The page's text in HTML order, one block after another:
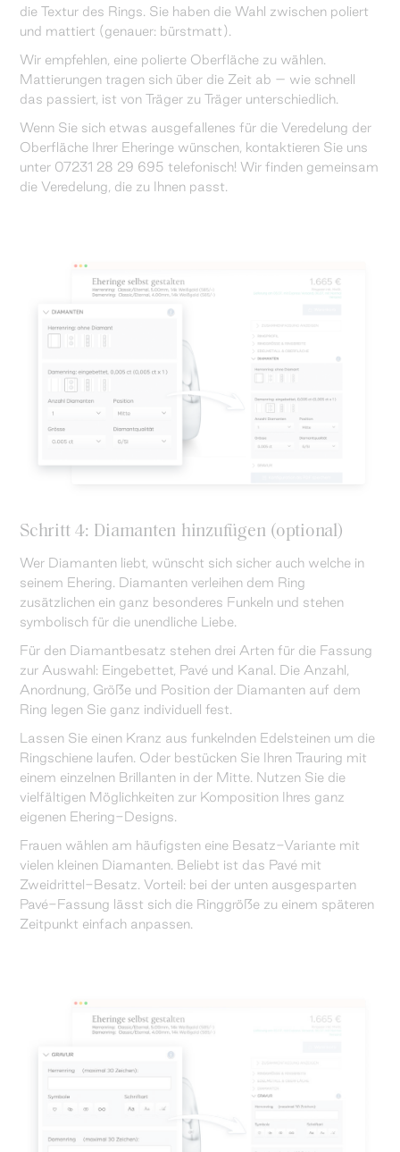
die Textur des Rings. Sie haben die Wahl zwischen poliert
und mattiert (genauer: bürstmatt).
Wir empfehlen, eine polierte Oberfläche zu wählen.
Mattierungen tragen sich über die Zeit ab – wie schnell
das passiert, ist von Träger zu Träger unterschiedlich.
Wenn Sie sich etwas ausgefallenes für die Veredelung der
Oberfläche Ihrer Eheringe wünschen, kontaktieren Sie uns
unter 07231 28 29 695 telefonisch! Wir finden gemeinsam
die Veredelung, die zu Ihnen passt.
Schritt 4: Diamanten hinzufügen (optional)
Wer Diamanten liebt, wünscht sich sicher auch welche in
seinem Ehering. Diamanten verleihen dem Ring
zusätzlichen ein ganz besonderes Funkeln und stehen
symbolisch für die unendliche Liebe.
Für den Diamantbesatz stehen drei Arten für die Fassung
zur Auswahl: Eingebettet, Pavé und Kanal. Die Anzahl,
Anordnung, Größe und Position der Diamanten auf dem
Ring legen Sie ganz individuell fest.
Lassen Sie einen Kranz aus funkelnden Edelsteinen um die
Ringschiene laufen. Oder bestücken Sie Ihren Trauring mit
einem einzelnen Brillanten in der Mitte. Nutzen Sie die
vielfältigen Möglichkeiten zur Komposition Ihres ganz
eigenen Ehering-Designs.
Frauen wählen am häufigsten eine Besatz-Variante mit
vielen kleinen Diamanten. Beliebt ist das Pavé mit
Zweidrittel-Besatz. Vorteil: bei der unten ausgesparten
Pavé-Fassung lässt sich die Ringgröße zu einem späteren
Zeitpunkt einfach anpassen.